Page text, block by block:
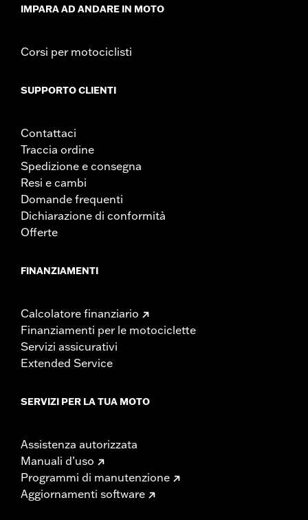
IMPARA AD ANDARE IN MOTO
Corsi per motociclisti
SUPPORTO CLIENTI
Contattaci
Traccia ordine
Spedizione e consegna
Resi e cambi
Domande frequenti
Dichiarazione di conformità
Offerte
FINANZIAMENTI
Calcolatore finanziario
Finanziamenti per le motociclette
Servizi assicurativi
Extended Service
SERVIZI PER LA TUA MOTO
Assistenza autorizzata
Manuali d’uso
Programmi di manutenzione
Aggiornamenti software